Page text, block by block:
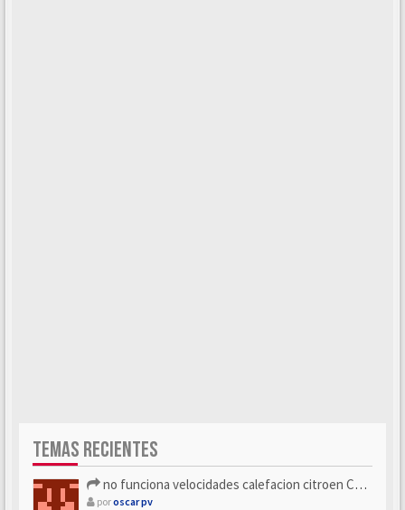
TEMAS RECIENTES
no funciona velocidades calefacion citroen C5 x7
poroscar pv